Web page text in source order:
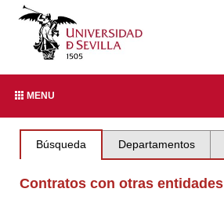
MENU
Búsqueda Departamentos
Contratos con otras entidades